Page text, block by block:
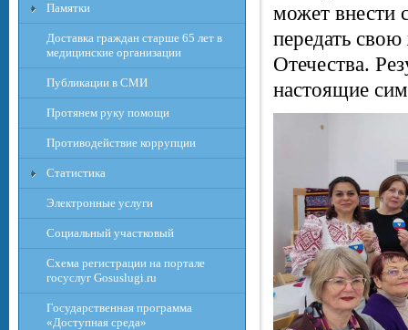
Памятки
Доставка граждан старше 65 лет в
медицинские организации
Публикации в СМИ
Протянем руку помощи
Противодействие коррупции
Статистика
Электронные услуги
Социальный участковый
Схема регистрации на портале
госуслуг Gosuslugi.ru
Государственная программа
«Доступная среда»
может внести
передать
Отечества.
настоящие